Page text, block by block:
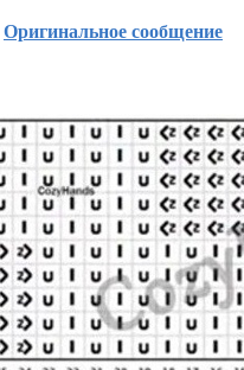
Оригинальное сообщение